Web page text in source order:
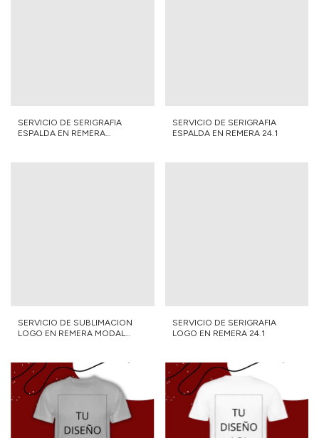
SERVICIO DE SERIGRAFIA
ESPALDA EN REMERA
SERVICIO DE SERIGRAFIA
ESPALDA EN REMERA 24.1
SERVICIO DE SUBLIMACION
LOGO EN REMERA MODAL
SERVICIO DE SERIGRAFIA
LOGO EN REMERA 24.1